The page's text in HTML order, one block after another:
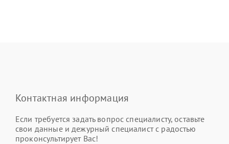
Контактная информация
Если требуется задать вопрос специалисту, оставьте
свои данные и дежурный специалист с радостью
проконсультирует Вас!